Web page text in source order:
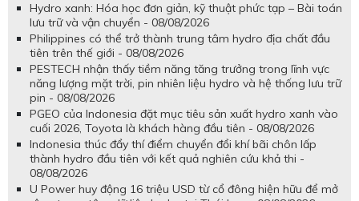
Hydro xanh: Hóa học đơn giản, kỹ thuật phức tạp – Bài toán
lưu trữ và vận chuyển - 08/08/2026
Philippines có thể trở thành trung tâm hydro địa chất đầu
tiên trên thế giới - 08/08/2026
PESTECH nhận thấy tiềm năng tăng trưởng trong lĩnh vực
năng lượng mặt trời, pin nhiên liệu hydro và hệ thống lưu trữ
pin - 08/08/2026
PGEO của Indonesia đặt mục tiêu sản xuất hydro xanh vào
cuối 2026, Toyota là khách hàng đầu tiên - 08/08/2026
Indonesia thúc đẩy thí điểm chuyển đổi khí bãi chôn lấp
thành hydro đầu tiên với kết quả nghiên cứu khả thi -
08/08/2026
U Power huy động 16 triệu USD từ cổ đông hiện hữu để mở